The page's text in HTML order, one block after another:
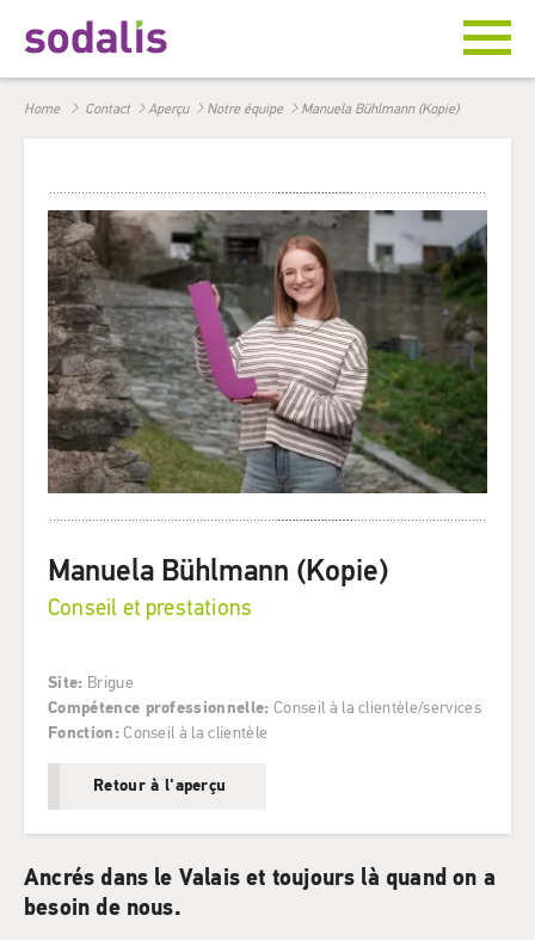
Home Contact Aperçu Notre équipe Manuela Bühlmann (Kopie)
Manuela Bühlmann (Kopie)
Conseil et prestations
Site: Brigue
Compétence professionnelle: Conseil à la clientèle/services
Fonction:Conseil à la clientèle
Retour à l'aperçu
Ancrés dans le Valais et toujours là quand on a
besoin de nous.